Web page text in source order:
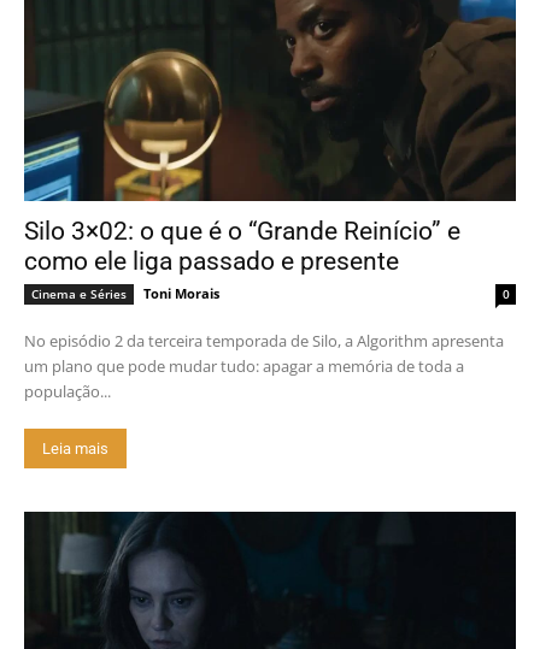
Silo 3×02: o que é o “Grande Reinício” e
como ele liga passado e presente
Cinema e Séries Toni Morais 0
No episódio 2 da terceira temporada de Silo, a Algorithm apresenta
um plano que pode mudar tudo: apagar a memória de toda a
população...
Leia mais